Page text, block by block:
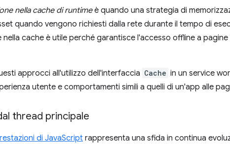
nella cache di runtimeè quando una strategia di
quando vengono richiesti dalla rete durante il tempo di
nella cache è utile perché garantisce l'accesso offline a
approcci all'utilizzo dell'interfaccia Cache in un service
utente e comportamenti simili a quelli di un'app alle
thread principale
di JavaScriptrappresenta una sfida in continua